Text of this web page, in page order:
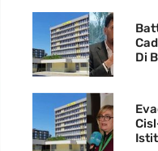
Di